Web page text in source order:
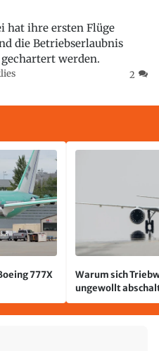
hat ihre ersten Flüge
die Betriebserlaubnis
werden.
2
777X
Warum sich
ungewollt
passiert